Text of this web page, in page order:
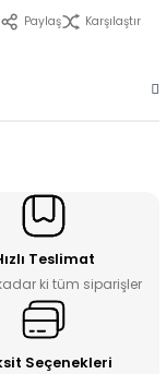
Paylaş Karşılaştır
Teslimat
ki tüm siparişler
Seçenekleri